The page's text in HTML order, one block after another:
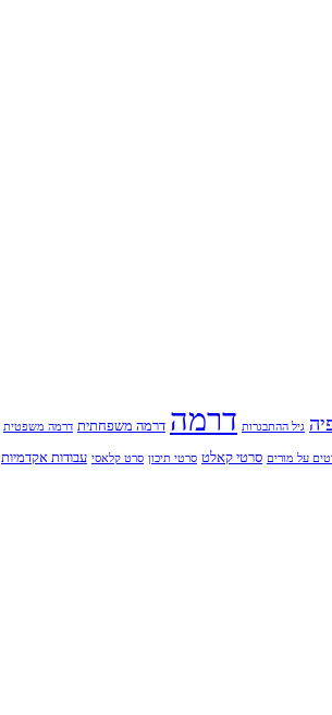
גיל ההתבגרות דרמה דרמה משפחתית דרמה משפטית
על מורים סרטי קאלט סרטי תיכון סרט קלאסי עבודות אקדמיות